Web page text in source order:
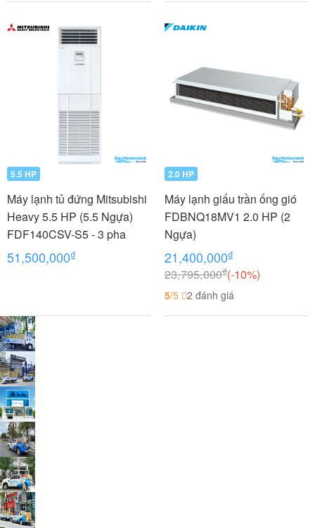
5.5 HP
Máy lạnh tủ đứng Mitsubishi
Heavy 5.5 HP (5.5 Ngựa)
FDF140CSV-S5 - 3 pha
51,500,000₫
2.0 HP
Máy lạnh giấu trần ống gió
FDBNQ18MV1 2.0 HP (2
Ngựa)
21,400,000₫
23,795,000₫(-10%)
5/5 2 đánh giá